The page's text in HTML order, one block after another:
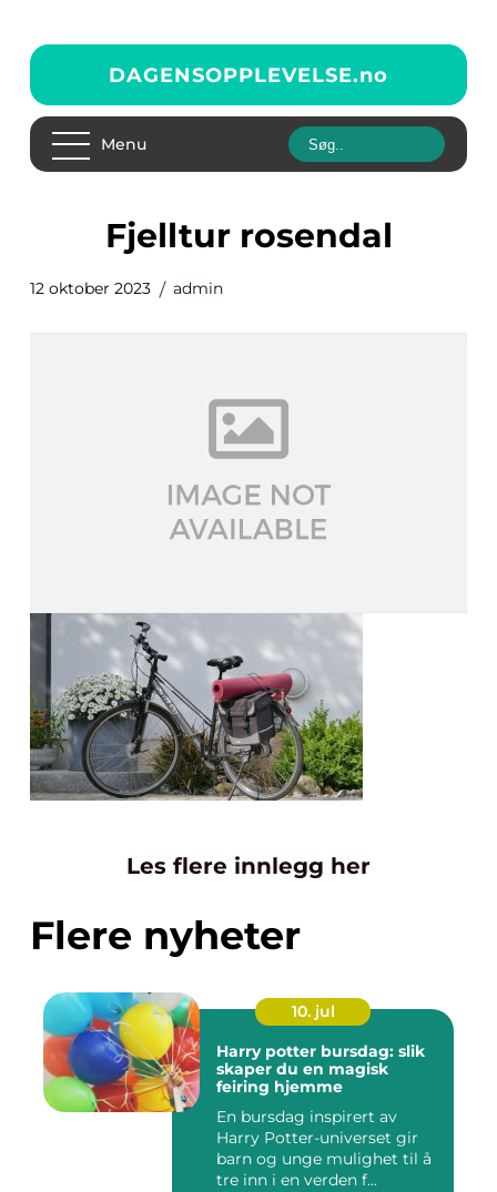
DAGENSOPPLEVELSE.no
Menu
fjelltur rosendal
12 oktober 2023 admin
Les flere innlegg her
Flere nyheter
10. jul
Harry potter bursdag: slik
skaper du en magisk
feiring hjemme
En bursdag inspirert av
Harry Potter-universet gir
barn og unge mulighet til å
tre inn i en verden f...